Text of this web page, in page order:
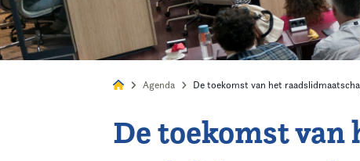
Agenda De toekomst van het
De toekomst van